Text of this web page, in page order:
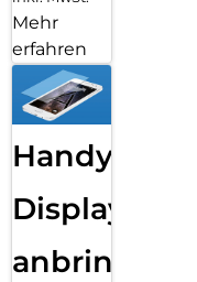
Mehr
erfahren
Handy
Displayfolie
anbringen